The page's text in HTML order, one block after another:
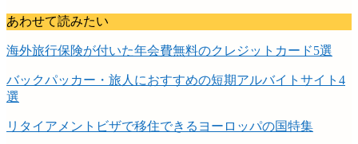
あわせて読みたい
海外旅行保険が付いた年会費無料のクレジットカード5選
バックパッカー・旅人におすすめの短期アルバイトサイト4
選
リタイアメントビザで移住できるヨーロッパの国特集